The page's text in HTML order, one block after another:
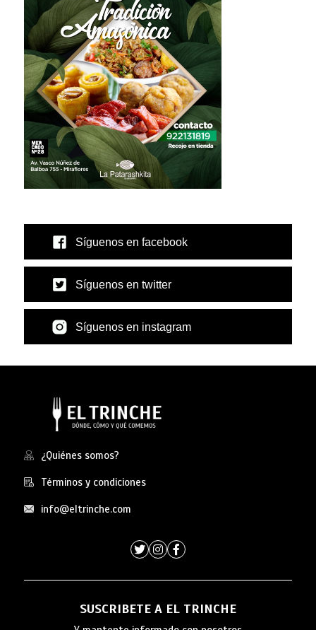
Síguenos en facebook
Síguenos en twitter
Síguenos en instagram
¿Quiénes somos?
Términos y condiciones
info@eltrinche.com
SUSCRIBETE A EL TRINCHE